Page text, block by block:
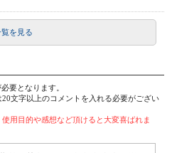
覧を見る
要となります。
文字以上のコメントを入れる必要がござい
用目的や感想など頂けると大変喜ばれま